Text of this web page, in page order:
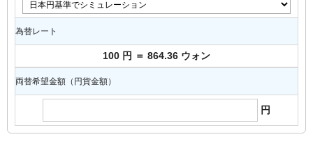
為替レート
100 円 ＝ 864.36 ウォン
両替希望金額（円貨金額）
円